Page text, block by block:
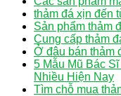
thảm đá xịn đến
Sản phẩm thảm
Cung cấp thảm
Ở đâu bán thảm
5 Mẫu Mũ Bác
Nhiều Hiện Nay
Tìm chỗ mua